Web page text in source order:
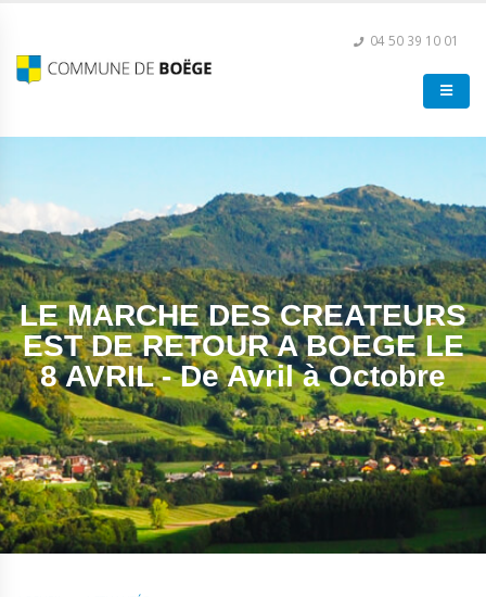
04 50 39 10 01
LE MARCHE DES CREATEURS
EST DE RETOUR A BOEGE LE
8 AVRIL - De Avril à Octobre